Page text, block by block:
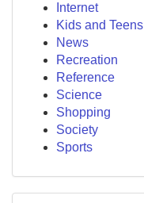
Internet
Kids and Teens
News
Recreation
Reference
Science
Shopping
Society
Sports